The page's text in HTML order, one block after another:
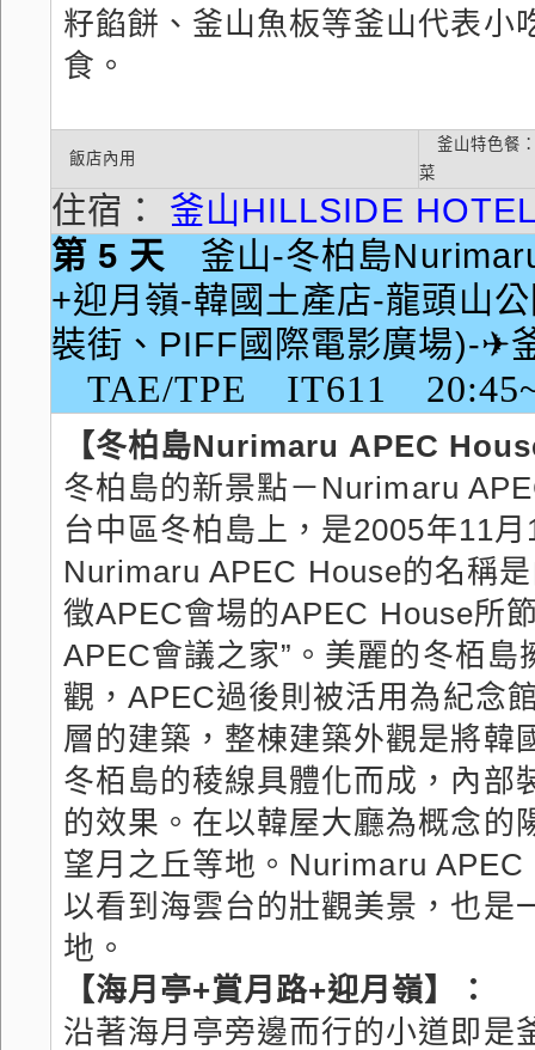
籽餡餅、釜山魚板等釜山代表小
食。
飯店內用
釜山特色餐
菜
住宿：
釜山HILLSIDE HOTEL
第 5 天 釜山-冬柏島
+迎月嶺-韓國土產店-龍頭山
裝街、PIFF國際電影廣場)-✈
TAE/TPE IT611
【冬柏島Nurimaru APEC
冬柏島的新景點－Nurimaru
台中區冬柏島上，是2005年11
Nurimaru APEC House的名稱
徵APEC會場的APEC House所
APEC會議之家”。美麗的冬栢
觀，APEC過後則被活用為紀念
層的建築，整棟建築外觀是將韓
冬栢島的稜線具體化而成，內部
的效果。在以韓屋大廳為概念的
望月之丘等地。Nurimaru
以看到海雲台的壯觀美景，也是
地。
【海月亭+賞月路+迎月嶺】：
沿著海月亭旁邊而行的小道即